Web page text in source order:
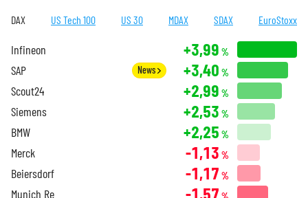
DAX US Tech 100 US 30 MDAX SDAX EuroStoxx
Infineon +3,99 %
SAP News +3,40 %
Scout24 +2,99 %
Siemens +2,53 %
BMW +2,25 %
Merck -1,13 %
Beiersdorf -1,17 %
Munich Re -1,57